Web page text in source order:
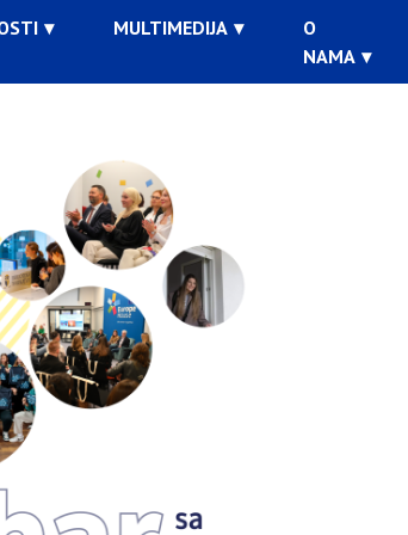
MULTIMEDIJA
O
NAMA